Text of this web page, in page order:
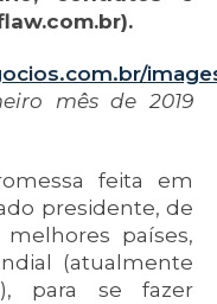
mês de 2019
feita em
presidente, de
países,
(atualmente
para se fazer